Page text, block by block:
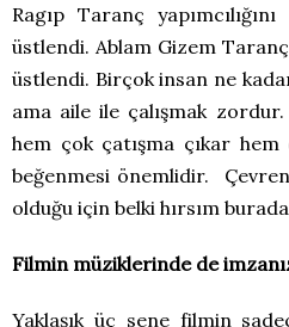
Ragıp Taranç
üstlendi. Ablam Gizem
üstlendi. Birçok insan ne
ama aile ile çalışmak
hem çok çatışma çıkar
beğenmesi önemlidir.
olduğu için belki hırsım
Filmin müziklerinde de
Yaklaşık üç sene filmin